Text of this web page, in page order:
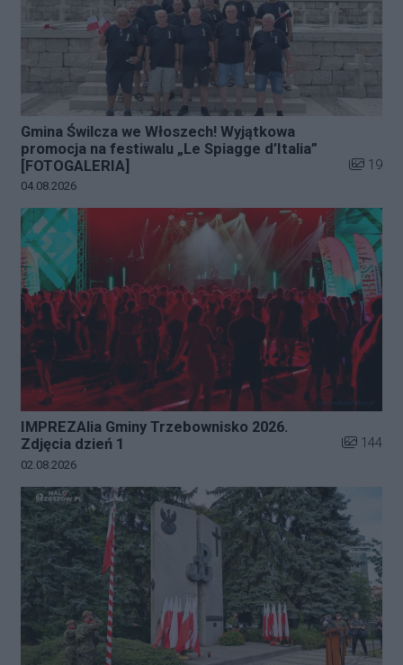
Gmina Świlcza we Włoszech! Wyjątkowa
promocja na festiwalu „Le Spiagge d’Italia”
[FOTOGALERIA]
Liczba
19
Data dodania galerii:
04.08.2026
IMPREZAlia Gminy Trzebownisko 2026.
Zdjęcia dzień 1
Liczba
144
Data dodania galerii:
02.08.2026